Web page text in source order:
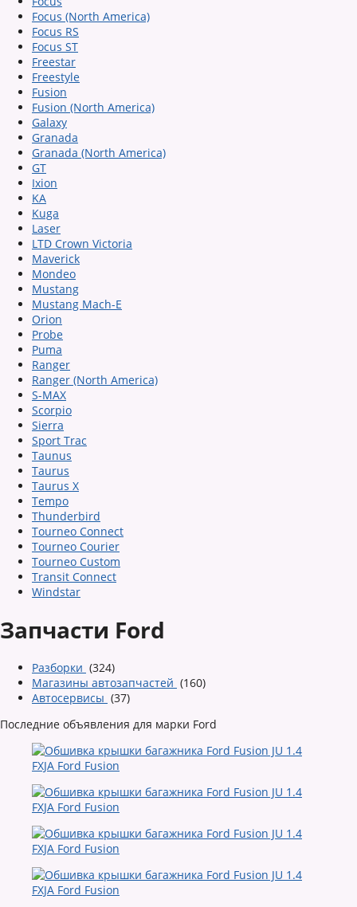
Focus (North America)
Focus RS
Focus ST
Freestar
Freestyle
Fusion
Fusion (North America)
Galaxy
Granada
Granada (North America)
GT
Ixion
KA
Kuga
Laser
LTD Crown Victoria
Maverick
Mondeo
Mustang
Mustang Mach-E
Orion
Probe
Puma
Ranger
Ranger (North America)
S-MAX
Scorpio
Sierra
Sport Trac
Taunus
Taurus
Taurus X
Tempo
Thunderbird
Tourneo Connect
Tourneo Courier
Tourneo Custom
Transit Connect
Windstar
Запчасти Ford
Разборки (324)
Магазины автозапчастей (160)
Автосервисы (37)
Последние объявления для марки Ford